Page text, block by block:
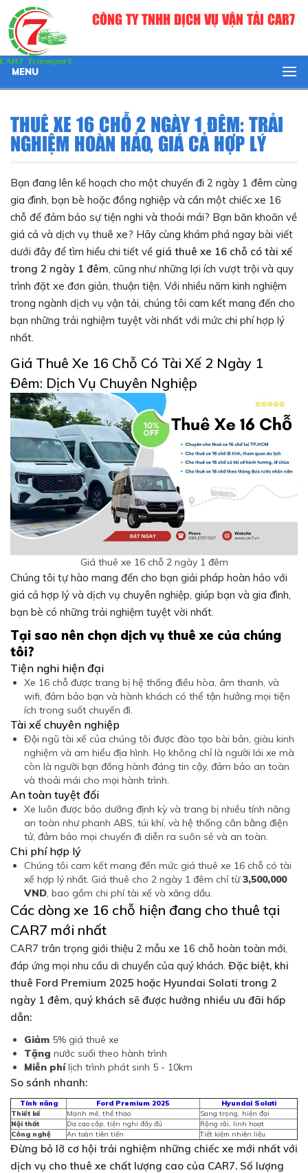
CÔNG TY TNHH DỊCH VỤ VẬN TẢI CAR7
MENU
THUÊ XE 16 CHỖ 2 NGÀY 1 ĐÊM: TRẢI
NGHIỆM HOÀN HẢO, GIÁ CẢ HỢP LÝ
Bạn đang lên kế hoạch cho một chuyến đi 2 ngày 1 đêm cùng
gia đình, bạn bè hoặc đồng nghiệp và cần một chiếc xe 16
chỗ để đảm bảo sự tiện nghi và thoải mái? Bạn băn khoăn về
giá cả và dịch vụ thuê xe? Hãy cùng khám phá ngay bài viết
dưới đây để tìm hiểu chi tiết về giá thuê xe 16 chỗ có tài xế
trong 2 ngày 1 đêm, cũng như những lợi ích vượt trội và quy
trình đặt xe đơn giản, thuận tiện. Với nhiều năm kinh nghiệm
trong ngành dịch vụ vận tải, chúng tôi cam kết mang đến cho
bạn những trải nghiệm tuyệt vời nhất với mức chi phí hợp lý
nhất.
Giá Thuê Xe 16 Chỗ Có Tài Xế 2 Ngày 1
Đêm: Dịch Vụ Chuyên Nghiệp
Giá thuê xe 16 chỗ 2 ngày 1 đêm
Chúng tôi tự hào mang đến cho bạn giải pháp hoàn hảo với
giá cả hợp lý và dịch vụ chuyên nghiệp, giúp bạn và gia đình,
bạn bè có những trải nghiệm tuyệt vời nhất.
Tại sao nên chọn dịch vụ thuê xe của chúng
tôi?
Tiện nghi hiện đại
Xe 16 chỗ được trang bị hệ thống điều hòa, âm thanh, và
wifi, đảm bảo bạn và hành khách có thể tận hưởng mọi tiện
ích trong suốt chuyến đi.
Tài xế chuyên nghiệp
Đội ngũ tài xế của chúng tôi được đào tạo bài bản, giàu kinh
nghiệm và am hiểu địa hình. Họ không chỉ là người lái xe mà
còn là người bạn đồng hành đáng tin cậy, đảm bảo an toàn
và thoải mái cho mọi hành trình.
An toàn tuyệt đối
Xe luôn được bảo dưỡng định kỳ và trang bị nhiều tính năng
an toàn như phanh ABS, túi khí, và hệ thống cân bằng điện
tử, đảm bảo mọi chuyến đi diễn ra suôn sẻ và an toàn.
Chi phí hợp lý
Chúng tôi cam kết mang đến mức giá thuê xe 16 chỗ có tài
xế hợp lý nhất. Giá thuê cho 2 ngày 1 đêm chỉ từ3,500,000
VND , bao gồm chi phí tài xế và xăng dầu.
Các dòng xe 16 chỗ hiện đang cho thuê tại
CAR7 mới nhất
CAR7 trân trọng giới thiệu 2 mẫu xe 16 chỗ hoàn toàn mới,
đáp ứng mọi nhu cầu di chuyển của quý khách. Đặc biệt, khi
thuê Ford Premium 2025 hoặc Hyundai Solati trong 2
ngày 1 đêm, quý khách sẽ được hưởng nhiều ưu đãi hấp
dẫn:
Giảm 5% giá thuê xe
Tặng nước suối theo hành trình
Miễn phílịch trình phát sinh 5 - 10km
So sánh nhanh:
Tính năng Ford Premium 2025
Hyundai Solati
Thiết kế
Mạnh mẽ, thể thao
Sang trọng, hiện đại
Nội thất
Da cao cấp, tiện nghi đầy đủ
Rộng rãi, linh hoạt
Công nghệ
An toàn tiên tiến Tiết kiệm nhiên liệu
Đừng bỏ lỡ cơ hội trải nghiệm những chiếc xe mới nhất với
dịch vụ cho thuê xe chất lượng cao của CAR7. Số lượng